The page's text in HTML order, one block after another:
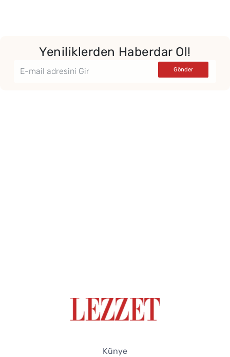
Yeniliklerden Haberdar Ol!
Künye